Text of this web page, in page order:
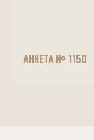
АНКЕТА № 1150